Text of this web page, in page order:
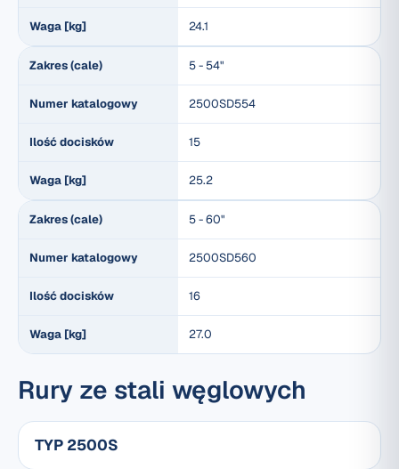
Waga [kg] 24.1
Zakres (cale) 5 - 54"
Numer katalogowy 2500SD554
Ilość docisków 15
Waga [kg] 25.2
Zakres (cale) 5 - 60"
Numer katalogowy 2500SD560
Ilość docisków 16
Waga [kg] 27.0
Rury ze stali węglowych
TYP 2500S